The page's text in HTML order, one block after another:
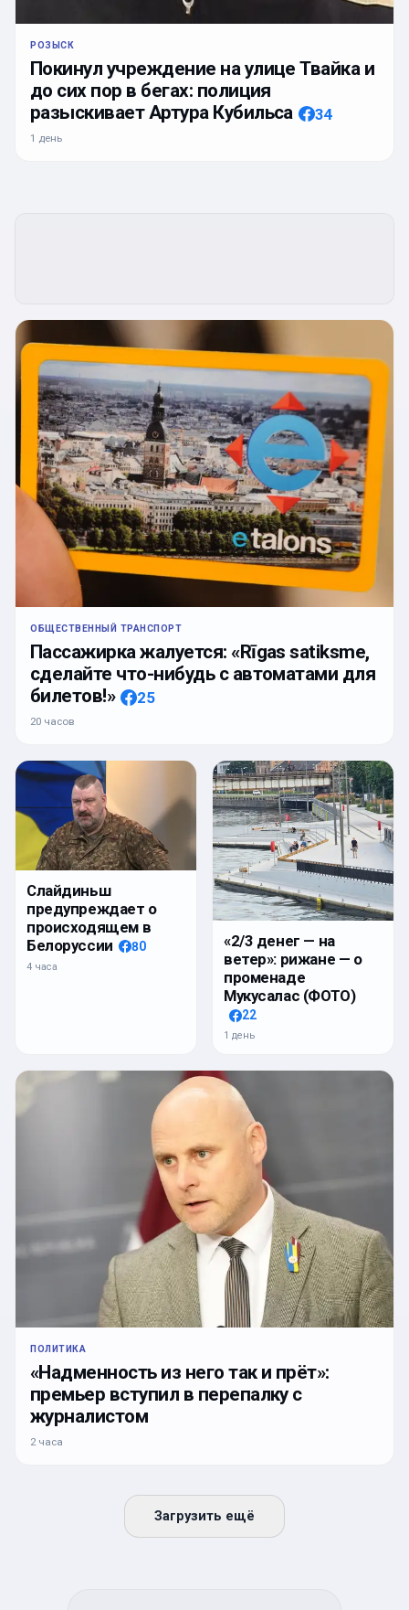
РОЗЫСК
Покинул учреждение на улице Твайка и
до сих пор в бегах: полиция
разыскивает Артура Кубильса
34
1 день
ОБЩЕСТВЕННЫЙ ТРАНСПОРТ
Пассажирка жалуется: «Rīgas satiksme,
сделайте что-нибудь с автоматами для
билетов!»
25
20 часов
Слайдиньш
предупреждает о
происходящем в
Белоруссии
80
4 часа
«2/3 денег — на
ветер»: рижане — о
променаде
Мукусалас (ФОТО)
22
1 день
ПОЛИТИКА
«Надменность из него так и прёт»:
премьер вступил в перепалку с
журналистом
2 часа
Загрузить ещё